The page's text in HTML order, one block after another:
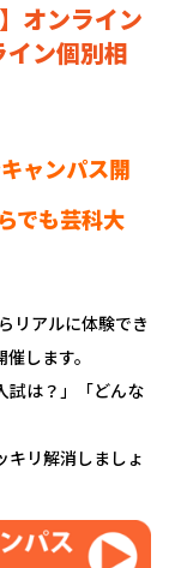
オンライン
ン個別相
ャンパス開
でも芸科大
リアルに体験でき
します。
試は？」「どんな
キリ解消しましょ